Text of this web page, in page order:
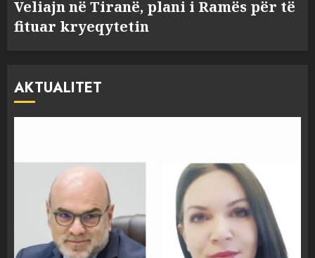
Veliajn në Tiranë, plani i Ramës për të
fituar kryeqytetin
AKTUALITET